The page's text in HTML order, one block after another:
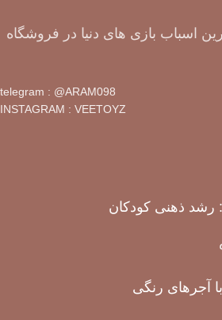
اسباب بازی های دنیا در فروشگاه
telegram : @ARAM098
INSTAGRAM : VEETOYZ
رشد ذهنی کودکان
آجرهای رنگی